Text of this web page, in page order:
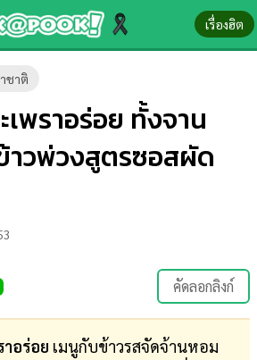
เรื่องฮิต
ชาติ
พราอร่อย ทั้งจาน
าวพ่วงสูตรซอสผัด
คัดลอกลิงก์
อร่อย เมนูกับข้าวรสจัดจ้านหอม